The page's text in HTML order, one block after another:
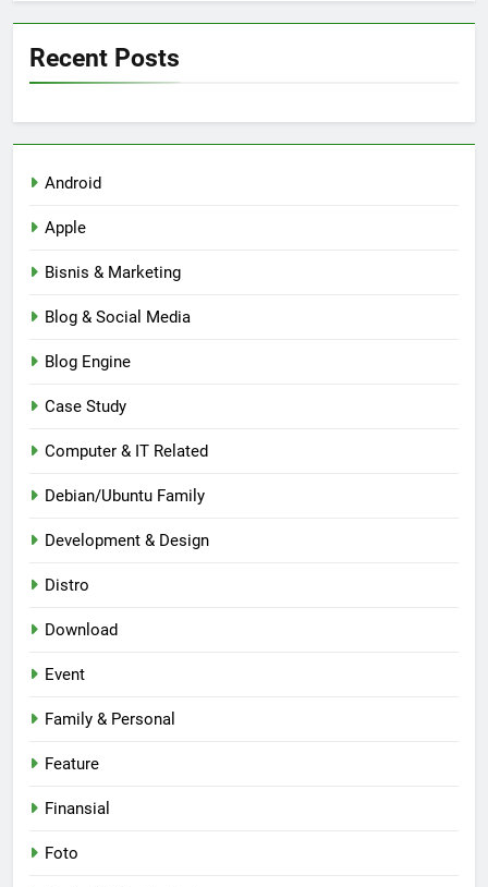
Recent Posts
Android
Apple
Bisnis & Marketing
Blog & Social Media
Blog Engine
Case Study
Computer & IT Related
Debian/Ubuntu Family
Development & Design
Distro
Download
Event
Family & Personal
Feature
Finansial
Foto